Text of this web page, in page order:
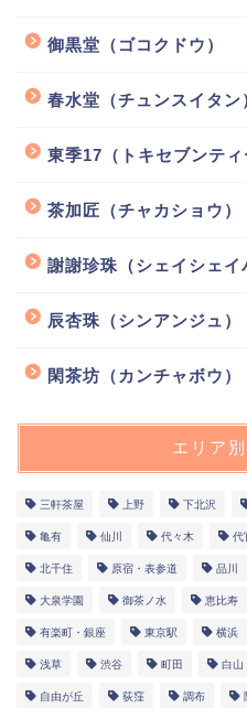
御黒堂（ゴコクドウ）
春水堂（チュンスイタン
東季17（トキセブンティ
茶加匠（チャカショウ）
謝謝珍珠（シェイシェイ
辰杏珠（シンアンジュ）
閑茶坊（カンチャボウ）
エリア
三軒茶屋 上野 下北沢
亀有 仙川 代々木 代
北千住 原宿・表参道 品川
大泉学園 御茶ノ水 恵比寿
有楽町・銀座 東京駅 横浜
浅草 渋谷 町田 白山
自由が丘 荻窪 調布